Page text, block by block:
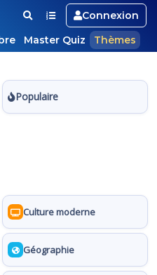
Connexion
Master Quiz Thèmes
Populaire
Culture moderne
Géographie